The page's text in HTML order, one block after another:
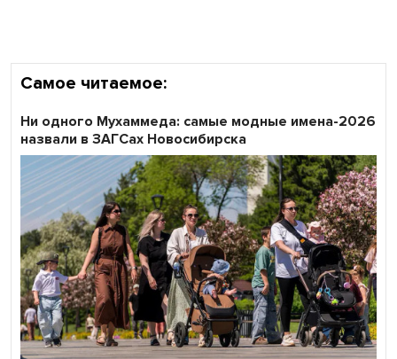
Самое читаемое:
Ни одного Мухаммеда: самые модные имена-2026
назвали в ЗАГСах Новосибирска